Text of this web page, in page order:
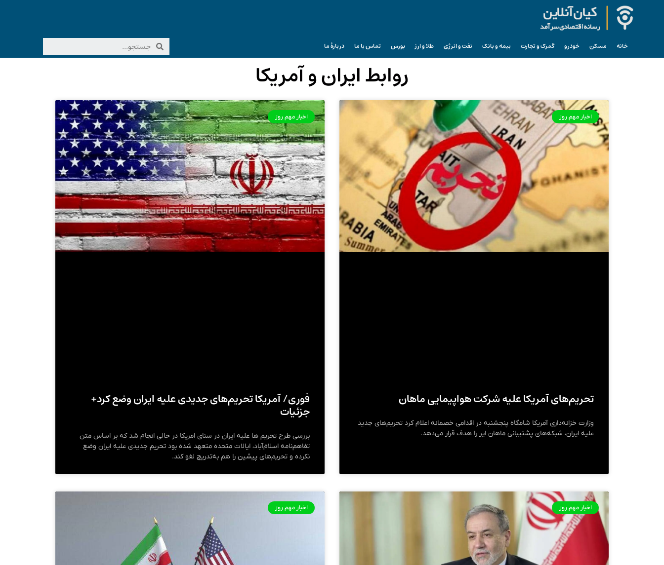
خانه مسکن خودرو گمرک و تجارت بیمه و بانک نفت و انرژی طلا و ارز بورس تماس با ما دربارۀ ما
روابط ایران و آمریکا
اخبار مهم روز
تحریم‌های آمریکا علیه شرکت هواپیمایی ماهان
وزارت خزانه‌داری آمریکا شامگاه پنجشنبه در اقدامی خصمانه اعلام کرد تحریم‌های جدید
علیه ایران، شبکه‌های پشتیبانی ماهان ایر را هدف قرار می‌دهد.
اخبار مهم روز
فوری/ آمریکا تحریم‌های جدیدی علیه ایران وضع کرد+
جزئیات
بررسی طرح تحریم ها علیه ایران در سنای امریکا در حالی انجام شد که بر اساس متن
تفاهم‌نامه اسلام‌آباد، ایالات متحده متعهد شده بود تحریم جدیدی علیه ایران وضع
نکرده و تحریم‌های پیشین را هم به‌تدریج لغو کند.
اخبار مهم روز اخبار مهم روز